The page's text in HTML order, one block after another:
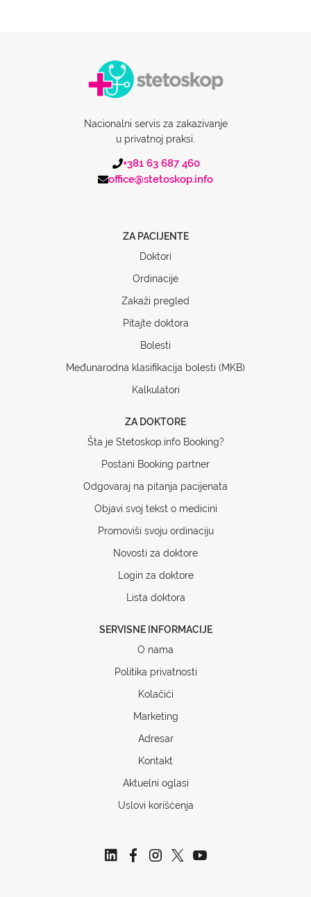
Nacionalni servis za zakazivanje
u privatnoj praksi.
+381 63 687 460
office@stetoskop.info
ZA PACIJENTE
Doktori
Ordinacije
Zakaži pregled
Pitajte doktora
Bolesti
Međunarodna klasifikacija bolesti (MKB)
Kalkulatori
ZA DOKTORE
Šta je Stetoskop.info Booking?
Postani Booking partner
Odgovaraj na pitanja pacijenata
Objavi svoj tekst o medicini
Promoviši svoju ordinaciju
Novosti za doktore
Login za doktore
Lista doktora
SERVISNE INFORMACIJE
O nama
Politika privatnosti
Kolačići
Marketing
Adresar
Kontakt
Aktuelni oglasi
Uslovi korišćenja